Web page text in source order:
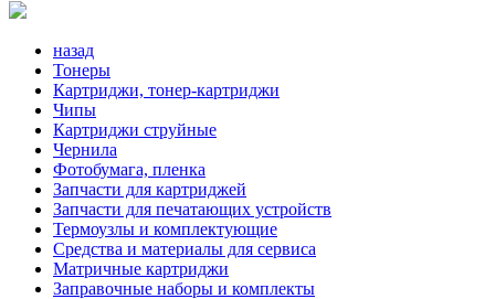
назад
Тонеры
Картриджи, тонер-картриджи
Чипы
Картриджи струйные
Чернила
Фотобумага, пленка
Запчасти для картриджей
Запчасти для печатающих устройств
Термоузлы и комплектующие
Средства и материалы для сервиса
Матричные картриджи
Заправочные наборы и комплекты